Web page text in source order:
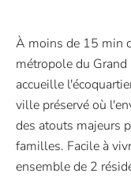
À moins de 15 min
métropole du
accueille
ville préservé où
des atouts majeurs
familles. Facile à
ensemble de 2